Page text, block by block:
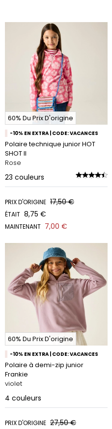
60% Du Prix D'origine
-10% EN EXTRA | CODE: VACANCES
Polaire technique junior HOT
SHOT II
Rose
23 couleurs
PRIX D'ORIGINE 17,50 €
ÉTAIT 8,75 €
MAINTENANT 7,00 €
60% Du Prix D'origine
-10% EN EXTRA | CODE: VACANCES
Polaire à demi-zip junior
Frankie
violet
4 couleurs
PRIX D'ORIGINE 27,50 €